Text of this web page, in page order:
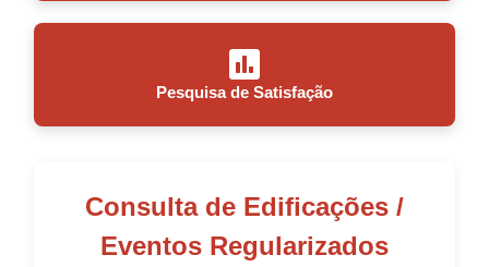
Pesquisa de Satisfação
Consulta de Edificações /
Eventos Regularizados